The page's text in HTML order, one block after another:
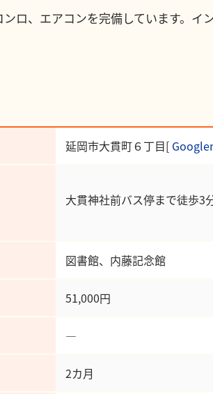
ロ、エアコンを完備しています。イ
延岡市大貫町６丁目[
大貫神社前バス停まで徒歩3
図書館、内藤記念館
51,000円
―
2カ月